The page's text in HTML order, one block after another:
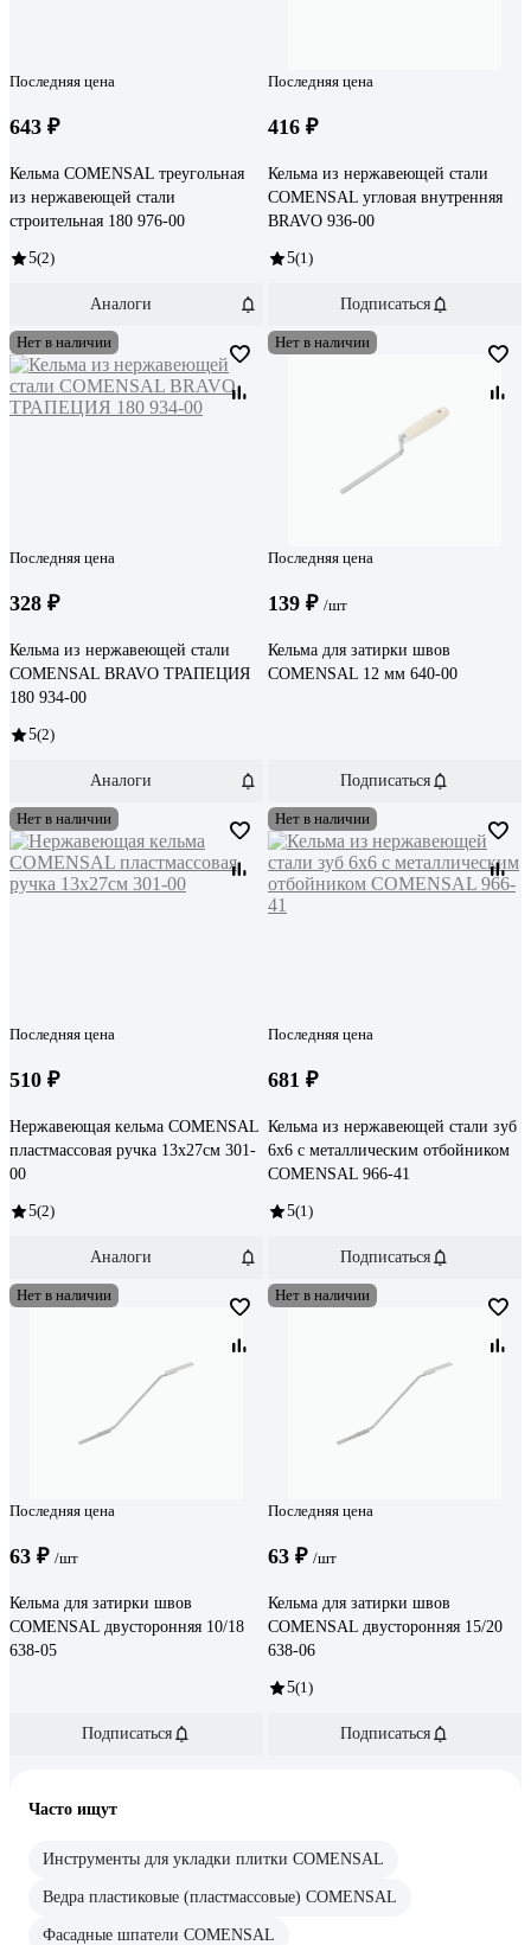
Последняя цена
643 ₽
Кельма COMENSAL треугольная
из нержавеющей стали
строительная 180 976-00
5(2)
Аналоги
Последняя цена
416 ₽
Кельма из нержавеющей стали
COMENSAL угловая внутренняя
BRAVO 936-00
5(1)
Подписаться
Нет в наличии
Последняя цена
328 ₽
Кельма из нержавеющей стали
COMENSAL BRAVO ТРАПЕЦИЯ
180 934-00
5(2)
Аналоги
Нет в наличии
Последняя цена
139 ₽ /шт
Кельма для затирки швов
COMENSAL 12 мм 640-00
Подписаться
Нет в наличии
Последняя цена
510 ₽
Нержавеющая кельма COMENSAL
пластмассовая ручка 13x27см 301-
00
5(2)
Аналоги
Нет в наличии
Последняя цена
681 ₽
Кельма из нержавеющей стали зуб
6х6 с металлическим отбойником
COMENSAL 966-41
5(1)
Подписаться
Нет в наличии
Последняя цена
63 ₽ /шт
Кельма для затирки швов
COMENSAL двусторонняя 10/18
638-05
Подписаться
Нет в наличии
Последняя цена
63 ₽ /шт
Кельма для затирки швов
COMENSAL двусторонняя 15/20
638-06
5(1)
Подписаться
Часто ищут
Инструменты для укладки плитки COMENSAL
Ведра пластиковые (пластмассовые) COMENSAL
Фасадные шпатели COMENSAL